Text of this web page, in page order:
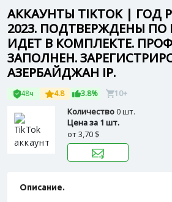
АККАУНТЫ TIKTOK | ГОД
2023. ПОДТВЕРЖДЕНЫ ПО
ИДЕТ В КОМПЛЕКТЕ.
ЗАПОЛНЕН.
АЗЕРБАЙДЖАН IP.
48ч 4.8 3.8% 10+
Количество0 шт.
Цена за 1 шт.
от3,70 $
Описание.